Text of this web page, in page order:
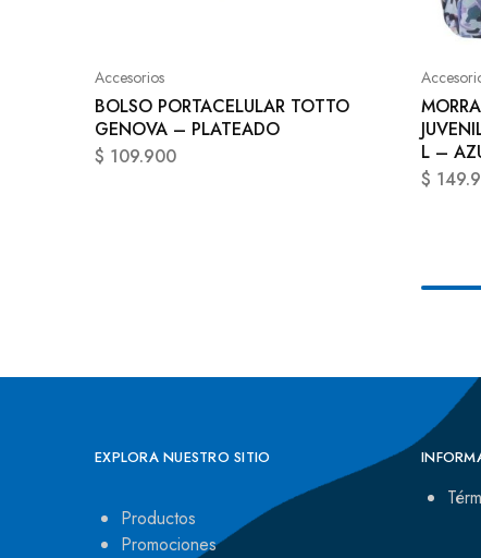
Accesorios
BOLSO PORTACELULAR TOTTO
GENOVA – PLATEADO
$ 109.900
L –
$
EXPLORA NUESTRO SITIO
Productos
Promociones